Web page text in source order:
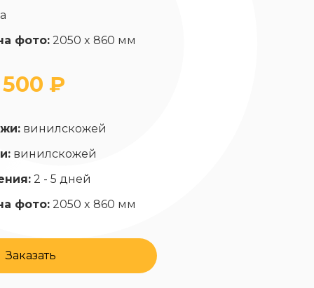
фото: 2050 x 860 мм
₽
винилскожей
винилскожей
2 - 5 дней
фото: 2050 x 860 мм
Заказать